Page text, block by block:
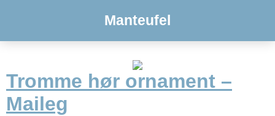
Manteufel
Tromme hør ornament –
Maileg